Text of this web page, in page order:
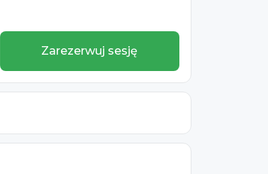
Zarezerwuj sesję